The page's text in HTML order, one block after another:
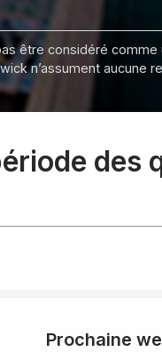
être considéré
n’assument aucune
des
Prochaine